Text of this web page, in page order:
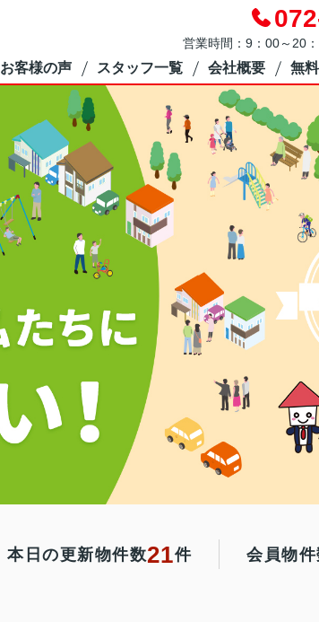
営業時間：9：00～20
お客様の声 スタッフ一覧 会社概要 無
本日の更新物件数21件 会員物件